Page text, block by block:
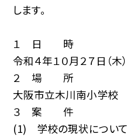
します。
１ 日 時
令和４年１０月２７日（
２ 場 所
大阪市立木川南小学校
３ 案 件
(1) 学校の現状について